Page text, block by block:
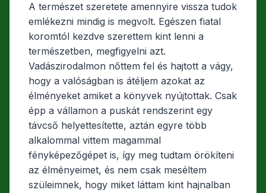
A természet szeretete amennyire vissza tudok
emlékezni mindig is megvolt. Egészen fiatal
koromtól kezdve szerettem kint lenni a
természetben, megfigyelni azt.
Vadászirodalmon nőttem fel és hajtott a vágy,
hogy a valóságban is átéljem azokat az
élményeket amiket a könyvek nyújtottak. Csak
épp a vállamon a puskát rendszerint egy
távcső helyettesítette, aztán egyre több
alkalommal vittem magammal
fényképezőgépet is, így meg tudtam örökíteni
az élményeimet, és nem csak meséltem
szüleimnek, hogy miket láttam kint hajnalban